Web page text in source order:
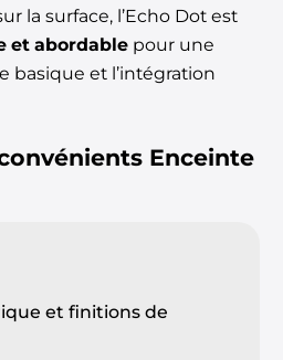
la surface, l’Echo Dot est
et abordable pour une
basique et l’intégration
Enceinte
et finitions de